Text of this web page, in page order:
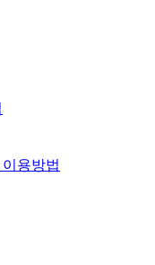
용방법